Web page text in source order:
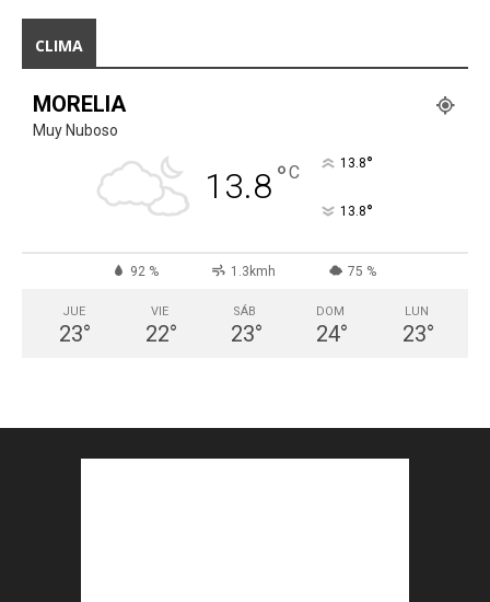
CLIMA
MORELIA
Muy Nuboso
13.8°C 13.8°
13.8°
92 % 1.3kmh 75 %
JUE
23°
VIE
22°
SÁB
23°
DOM
24°
LUN
23°